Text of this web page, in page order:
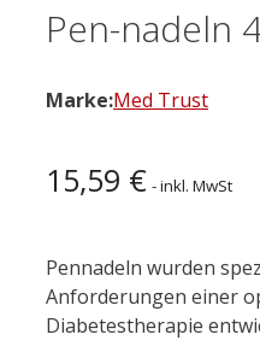
Pen-nadeln
Marke:Med Trust
15,59 € - inkl. MwSt
Pennadeln wurden
Anforderungen einer
Diabetestherapie